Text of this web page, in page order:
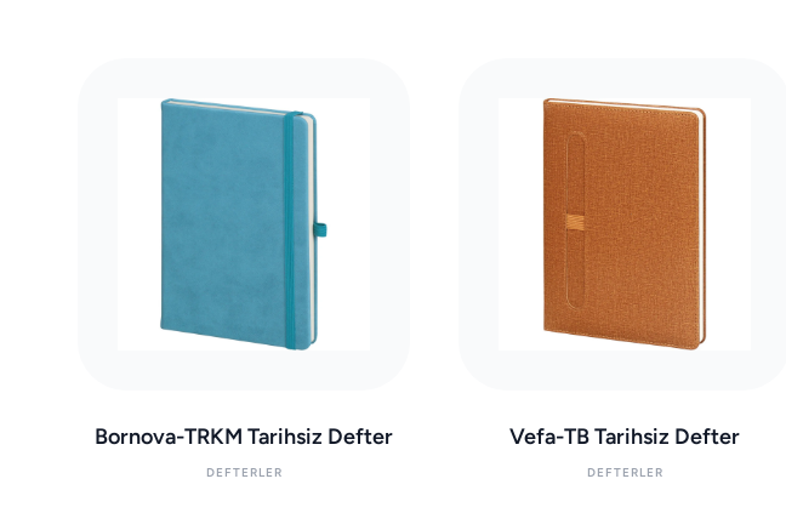
Bornova-TRKM Tarihsiz Defter
DEFTERLER
Vefa-TB Tarihsiz Defter
DEFTERLER